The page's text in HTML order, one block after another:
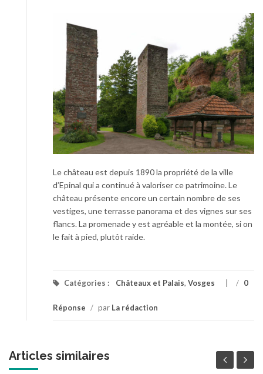
Le château est depuis 1890 la propriété de la ville
d’Epinal qui a continué à valoriser ce patrimoine. Le
château présente encore un certain nombre de ses
vestiges, une terrasse panorama et des vignes sur ses
flancs. La promenade y est agréable et la montée, si on
le fait à pied, plutôt raide.
Catégories : Châteaux et Palais, Vosges / 0
Réponse / par La rédaction
Articles similaires